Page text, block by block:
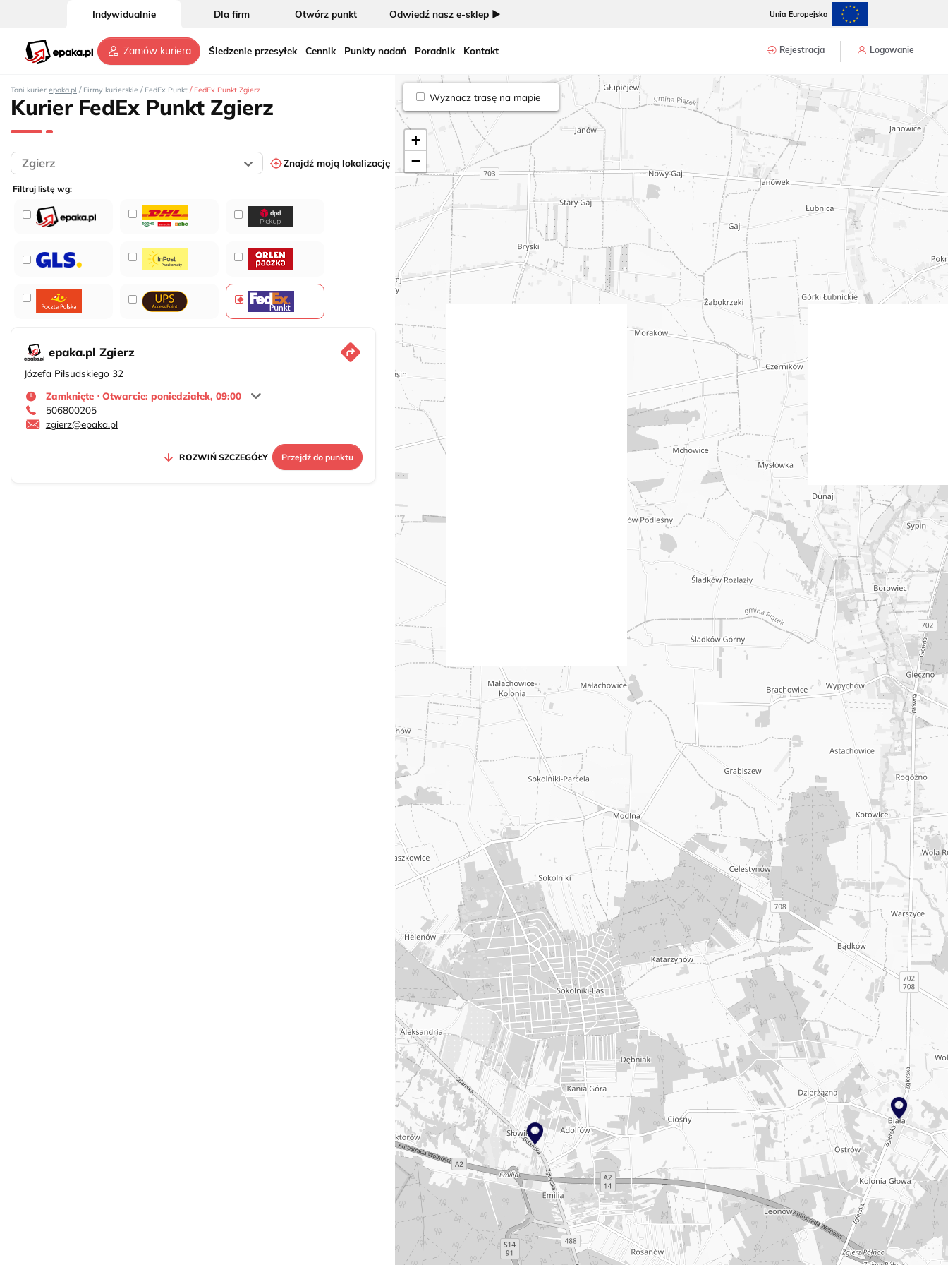
Indywidualnie Dla firm Otwórz punkt Odwiedź nasz e-sklep ► Unia Europejska
Zamów kuriera Śledzenie przesyłek Cennik Punkty nadań Poradnik Kontakt Rejestracja Logowanie
Tani kurier epaka.pl / Firmy kurierskie / FedEx Punkt / FedEx Punkt Zgierz
Kurier FedEx Punkt Zgierz
Znajdź moją lokalizację
Filtruj listę wg:
epaka.pl Zgierz
Józefa Piłsudskiego 32
Zamknięte ⋅ Otwarcie: poniedziałek, 09:00
506800205
zgierz@epaka.pl
ROZWIŃ SZCZEGÓŁY Przejdź do punktu
Wyznacz trasę na mapie
+
−